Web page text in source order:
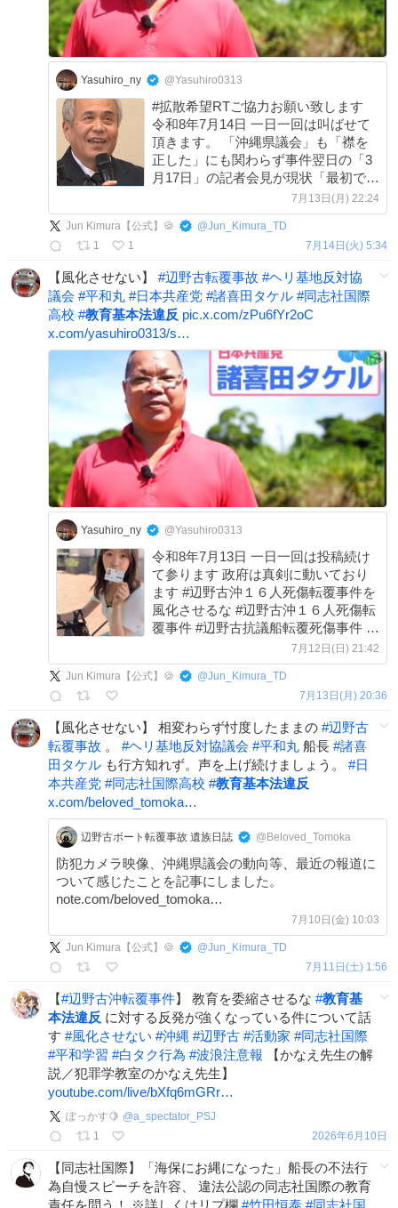
Yasuhiro_ny @Yasuhiro0313
#拡散希望RTご協力お願い致します
令和8年7月14日 一日一回は叫ばせて
頂きます。 「沖縄県議会」も「襟を
正した」にも関わらず事件翌日の「3
月17日」の記者会見が現状「最初で最
後」の記者会見。夏休みを前に「風
化」させる気満々の「西田喜久雄校
長」に社会的制裁を下しましょう。
7月13日(月) 22:24
Jun Kimura【公式】🍪 @Jun_Kimura_TD
1
1 7月14日(火) 5:34
【風化させない】 #辺野古転覆事故 #ヘリ基地反対協
議会 #平和丸 #日本共産党 #諸喜田タケル #同志社国際
高校 #教育基本法違反 pic.x.com/zPu6fYr2oC
x.com/yasuhiro0313/s…
Yasuhiro_ny @Yasuhiro0313
令和8年7月13日 一日一回は投稿続け
て参ります 政府は真剣に動いており
ます #辺野古沖１６人死傷転覆事件を
風化させるな #辺野古沖１６人死傷転
覆事件 #辺野古抗議船転覆死傷事件 #
辺野古事件は共産党による人災
@nekotanchan @JCG_koho
@MLIT_JAPAN @takaichi_sanae
7月12日(日) 21:42
Jun Kimura【公式】🍪 @Jun_Kimura_TD
7月13日(月) 20:36
【風化させない】 相変わらず忖度したままの #辺野古
転覆事故 。 #ヘリ基地反対協議会 #平和丸 船長 #諸喜
田タケル も行方知れず。声を上げ続けましょう。 #日
本共産党 #同志社国際高校 #教育基本法違反
x.com/beloved_tomoka…
辺野古ボート転覆事故 遺族日誌 @Beloved_Tomoka
防犯カメラ映像、沖縄県議会の動向等、最近の報道に
ついて感じたことを記事にしました。
note.com/beloved_tomoka…
7月10日(金) 10:03
Jun Kimura【公式】🍪 @Jun_Kimura_TD
7月11日(土) 1:56
【#辺野古沖転覆事件】 教育を委縮させるな #教育基
本法違反 に対する反発が強くなっている件について話
す #風化させない #沖縄 #辺野古 #活動家 #同志社国際
#平和学習 #白タク行為 #波浪注意報 【かなえ先生の解
説／犯罪学教室のかなえ先生】
youtube.com/live/bXfq6mGRr…
ぽっかす🍋 @a_spectator_PSJ
1
2026年6月10日
【同志社国際】「海保にお縄になった」船長の不法行
為自慢スピーチを許容、 違法公認の同志社国際の教育
責任を問う！ ※詳しくはリプ欄 #竹田恒泰 #同志社国